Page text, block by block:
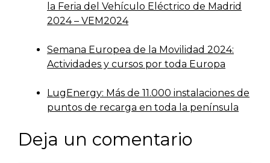
la Feria del Vehículo Eléctrico de Madrid
2024 – VEM2024
Semana Europea de la Movilidad 2024:
Actividades y cursos por toda Europa
LugEnergy: Más de 11.000 instalaciones de
puntos de recarga en toda la península
Deja un comentario